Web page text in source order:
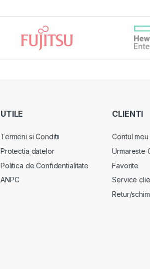
UTILE
Termeni si Conditii
Protectia datelor
Politica de Confidentialitate
ANPC
CLIENTI
Contul meu
Urmareste
Favorite
Service
Retur/